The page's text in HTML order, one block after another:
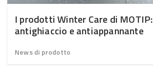
I prodotti Winter Care di MOTIP:
antighiaccio e antiappannante
News di prodotto